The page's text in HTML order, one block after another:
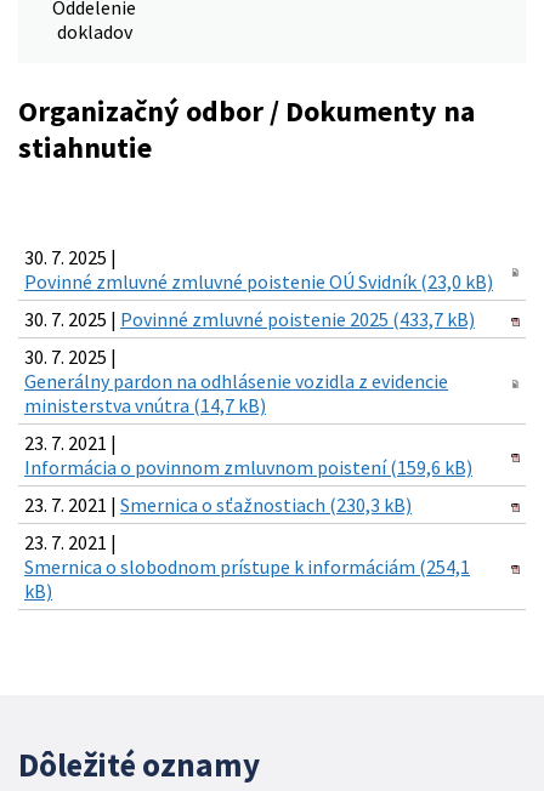
Oddelenie
dokladov
Organizačný odbor / Dokumenty na
stiahnutie
30. 7. 2025 |
Povinné zmluvné zmluvné poistenie OÚ Svidník (23,0 kB)
30. 7. 2025 | Povinné zmluvné poistenie 2025 (433,7 kB)
30. 7. 2025 |
Generálny pardon na odhlásenie vozidla z evidencie
ministerstva vnútra (14,7 kB)
23. 7. 2021 |
Informácia o povinnom zmluvnom poistení (159,6 kB)
23. 7. 2021 | Smernica o sťažnostiach (230,3 kB)
23. 7. 2021 |
Smernica o slobodnom prístupe k informáciám (254,1
kB)
Dôležité oznamy